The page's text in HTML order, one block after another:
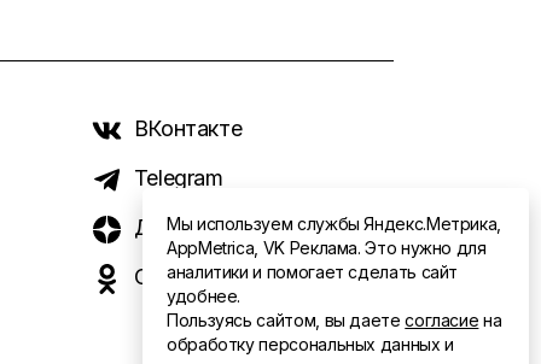
ВКонтакте
Telegram
Дзен
Одноклассники
Мы используем службы Яндекс.Метрика,
AppMetrica, VK Реклама. Это нужно для
аналитики и помогает сделать сайт
удобнее.
Пользуясь сайтом, вы даетесогласие на
обработку персональных данных и